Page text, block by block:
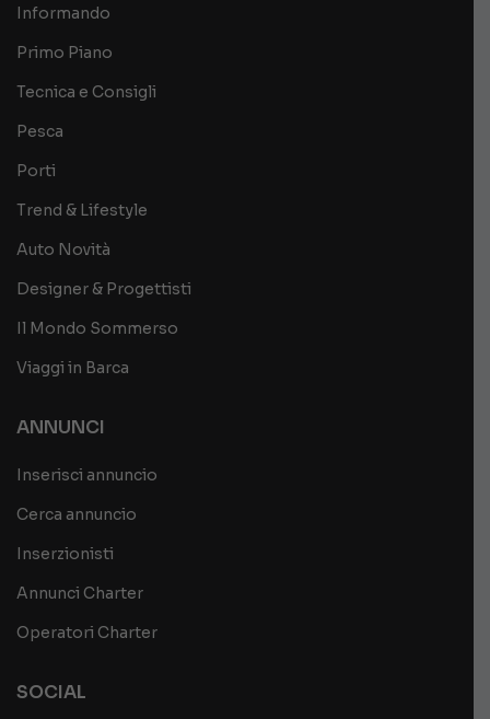
Informando
Primo Piano
Tecnica e Consigli
Pesca
Porti
Trend & Lifestyle
Auto Novità
Designer & Progettisti
Il Mondo Sommerso
Viaggi in Barca
ANNUNCI
Inserisci annuncio
Cerca annuncio
Inserzionisti
Annunci Charter
Operatori Charter
SOCIAL